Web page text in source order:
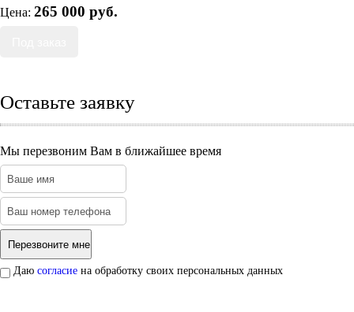
Цена: 265 000 руб.
Оставьте заявку
Мы перезвоним Вам в ближайшее время
Даю согласие на обработку своих персональных данных